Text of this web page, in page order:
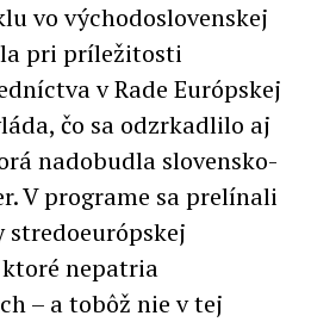
vo východoslovenskej
pri príležitosti
v Rade Európskej
čo sa odzrkadlilo aj
nadobudla slovensko-
V programe sa prelínali
nepatria
– a tobôž nie v tej